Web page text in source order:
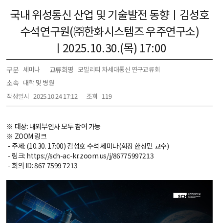
국내 위성통신 산업 및 기술발전 동향ㅣ김성호
수석연구원(㈜한화시스템즈 우주연구소)
ㅣ2025.10.30.(목) 17:00
구분 세미나 교류회명 모빌리티 차세대통신 연구교류회
소속 대학 및 병원
작성일시 2025.10.24 17:12 조회 119
※ 대상: 내외부인사 모두 참여 가능
※ ZOOM 링크
- 주제: (10.30. 17:00) 김성호 수석 세미나(회장 한상민 교수)
- 링크: https://sch-ac-kr.zoom.us/j/86775997213
- 회의 ID: 867 7599 7213